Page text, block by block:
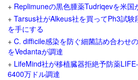
+ Replimuneの黒色腫薬Tudriqevを米国
+ Tarsus社がAlkeus社を買ってPh3試
を手にする
+ C. difficile感染を防ぐ細菌詰め合わせ
をVedantaが調達
+ LifeMind社が移植臓器拒絶予防薬
6400万ドル調達